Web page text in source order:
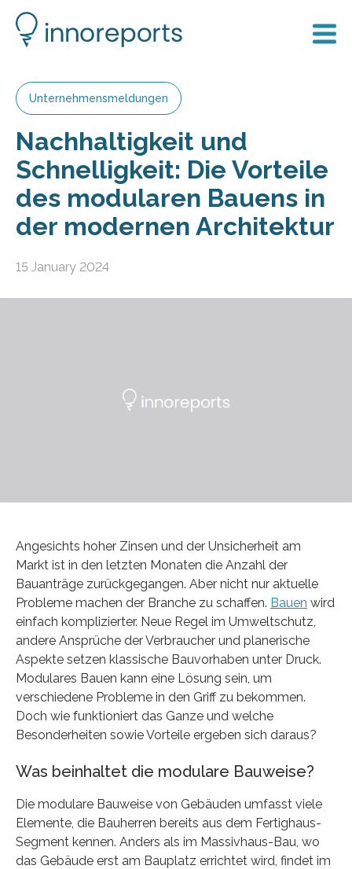
Unternehmensmeldungen
Nachhaltigkeit und
Schnelligkeit: Die Vorteile
des modularen Bauens in
der modernen Architektur
15 January 2024
Angesichts hoher Zinsen und der Unsicherheit am
Markt ist in den letzten Monaten die Anzahl der
Bauanträge zurückgegangen. Aber nicht nur aktuelle
Probleme machen der Branche zu schaffen. Bauen wird
einfach komplizierter. Neue Regel im Umweltschutz,
andere Ansprüche der Verbraucher und planerische
Aspekte setzen klassische Bauvorhaben unter Druck.
Modulares Bauen kann eine Lösung sein, um
verschiedene Probleme in den Griff zu bekommen.
Doch wie funktioniert das Ganze und welche
Besonderheiten sowie Vorteile ergeben sich daraus?
Was beinhaltet die modulare Bauweise?
Die modulare Bauweise von Gebäuden umfasst viele
Elemente, die Bauherren bereits aus dem Fertighaus-
Segment kennen. Anders als im Massivhaus-Bau, wo
das Gebäude erst am Bauplatz errichtet wird, findet im